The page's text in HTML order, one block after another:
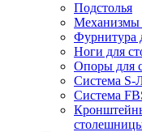
Подстолья
Механизмы
Фурнитура
Ноги для
Опоры для
Система
Система